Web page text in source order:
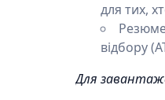
для тих,
відбору
Для